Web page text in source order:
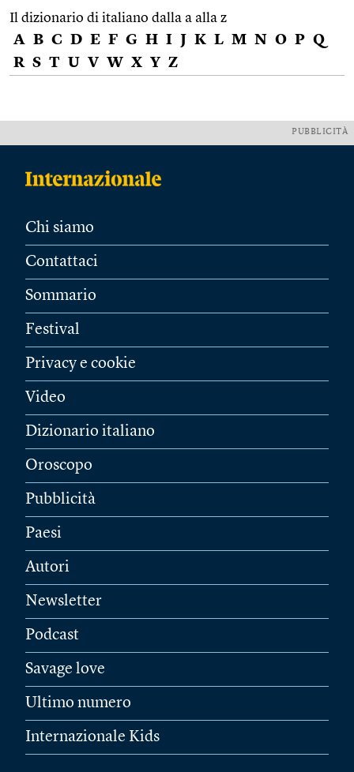
Il dizionario di italiano dalla a alla z
A B C D E F G H I J K L M N O P Q
R S T U V W X Y Z
PUBBLICITÀ
Chi siamo
Contattaci
Sommario
Festival
Privacy e cookie
Video
Dizionario italiano
Oroscopo
Pubblicità
Paesi
Autori
Newsletter
Podcast
Savage love
Ultimo numero
Internazionale Kids